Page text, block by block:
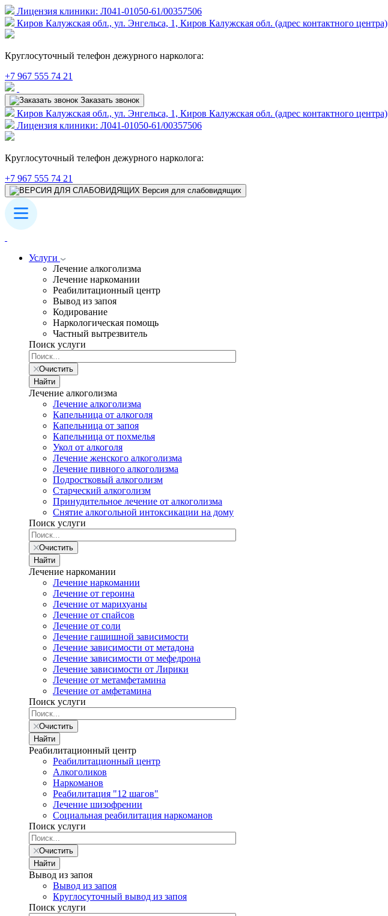
Лицензия клиники: Л041-01050-61/00357506
Киров Калужская обл., ул. Энгельса, 1, Киров Калужская обл. (адрес контактного центра)
Круглосуточный телефон дежурного нарколога:
+7 967 555 74 21
Заказать звонок
Киров Калужская обл., ул. Энгельса, 1, Киров Калужская обл. (адрес контактного центра)
Лицензия клиники: Л041-01050-61/00357506
Круглосуточный телефон дежурного нарколога:
+7 967 555 74 21
Версия для слабовидящих
Услуги
Лечение алкоголизма
Лечение наркомании
Реабилитационный центр
Вывод из запоя
Кодирование
Наркологическая помощь
Частный вытрезвитель
Поиск услуги
Очистить
Найти
Лечение алкоголизма
Лечение алкоголизма
Капельница от алкоголя
Капельница от запоя
Капельница от похмелья
Укол от алкоголя
Лечение женского алкоголизма
Лечение пивного алкоголизма
Подростковый алкоголизм
Старческий алкоголизм
Принудительное лечение от алкоголизма
Снятие алкогольной интоксикации на дому
Поиск услуги
Очистить
Найти
Лечение наркомании
Лечение наркомании
Лечение от героина
Лечение от марихуаны
Лечение от спайсов
Лечение от соли
Лечение гашишной зависимости
Лечение зависимости от метадона
Лечение зависимости от мефедрона
Лечение зависимости от Лирики
Лечение от метамфетамина
Лечение от амфетамина
Поиск услуги
Очистить
Найти
Реабилитационный центр
Реабилитационный центр
Алкоголиков
Наркоманов
Реабилитация "12 шагов"
Лечение шизофрении
Социальная реабилитация наркоманов
Поиск услуги
Очистить
Найти
Вывод из запоя
Вывод из запоя
Круглосуточный вывод из запоя
Поиск услуги